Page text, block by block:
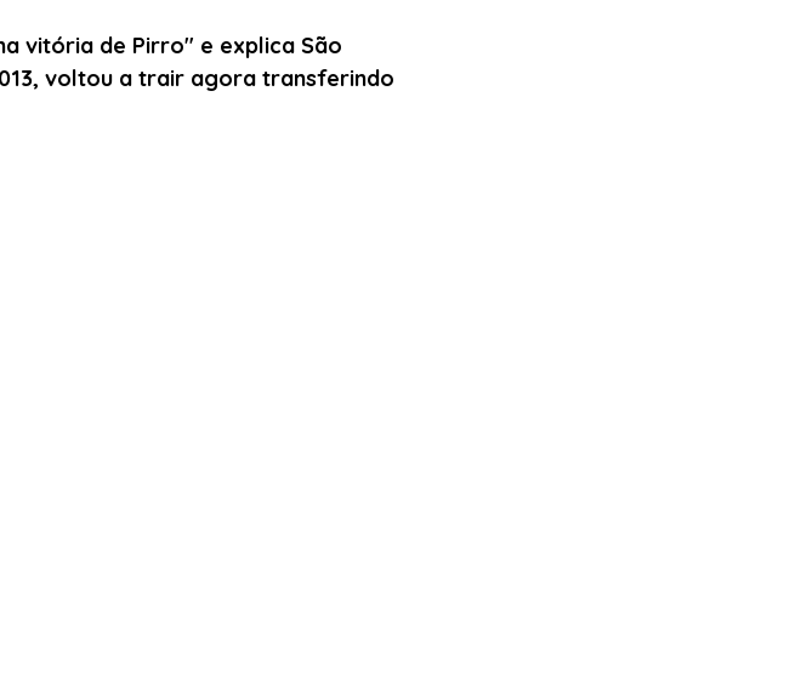
vitória de Pirro" e explica São
voltou a trair agora transferindo